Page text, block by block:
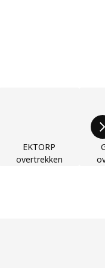
EKTORP
overtrekken